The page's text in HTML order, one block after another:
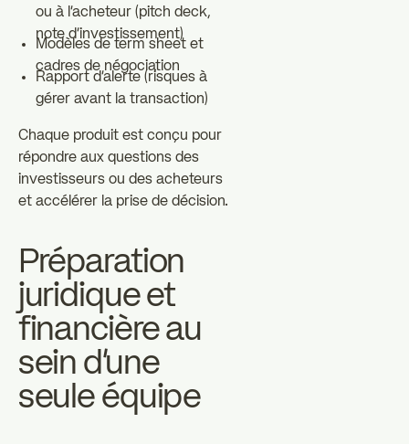
ou à l'acheteur (pitch deck,
note d'investissement)
Modèles de term sheet et
cadres de négociation
Rapport d'alerte (risques à
gérer avant la transaction)
Chaque produit est conçu pour
répondre aux questions des
investisseurs ou des acheteurs
et accélérer la prise de décision.
Préparation
juridique et
financière au
sein d'une
seule équipe